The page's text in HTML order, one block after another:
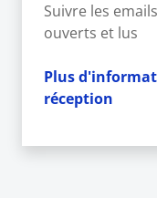
Suivre les
ouverts et lus
Plus
réception